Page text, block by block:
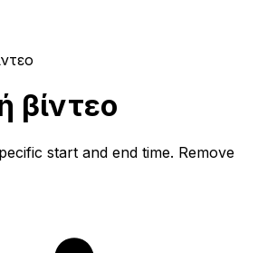
βίντεο
start and end time. Remove